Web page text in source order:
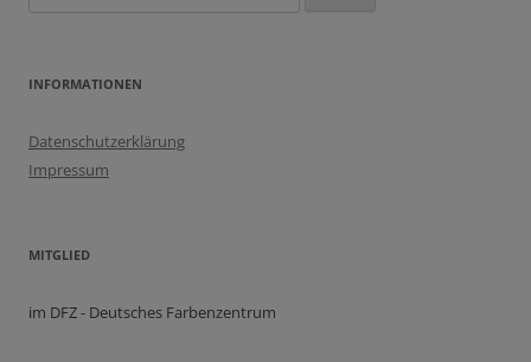
nach:
INFORMATIONEN
Datenschutzerklärung
Impressum
MITGLIED
im DFZ - Deutsches Farbenzentrum